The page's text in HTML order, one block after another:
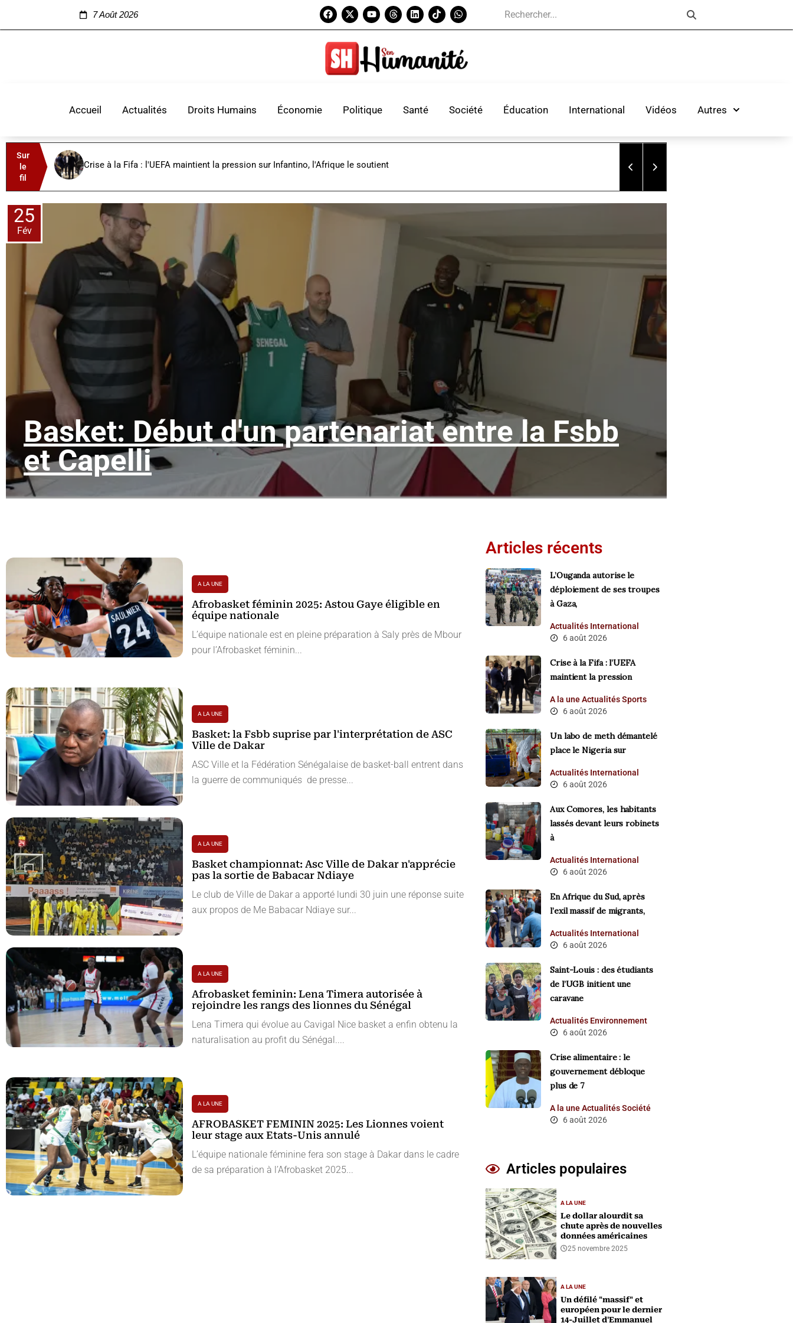
7 Août 2026
Accueil Actualités Droits Humains Économie Politique Santé Société Éducation International Vidéos Autres
Sur
le
fil
Crise à la Fifa : l'UEFA maintient la pression sur Infantino, l'Afrique le soutient
25
Fév
Basket: Début d'un partenariat entre la Fsbb
et Capelli
A LA UNE
Afrobasket féminin 2025: Astou Gaye éligible en
équipe nationale
L’équipe nationale est en pleine préparation à Saly près de Mbour
pour l’Afrobasket féminin...
A LA UNE
Basket: la Fsbb suprise par l'interprétation de ASC
Ville de Dakar
ASC Ville et la Fédération Sénégalaise de basket-ball entrent dans
la guerre de communiqués de presse...
A LA UNE
Basket championnat: Asc Ville de Dakar n'apprécie
pas la sortie de Babacar Ndiaye
Le club de Ville de Dakar a apporté lundi 30 juin une réponse suite
aux propos de Me Babacar Ndiaye sur...
A LA UNE
Afrobasket feminin: Lena Timera autorisée à
rejoindre les rangs des lionnes du Sénégal
Lena Timera qui évolue au Cavigal Nice basket a enfin obtenu la
naturalisation au profit du Sénégal....
A LA UNE
AFROBASKET FEMININ 2025: Les Lionnes voient
leur stage aux Etats-Unis annulé
L’équipe nationale féminine fera son stage à Dakar dans le cadre
de sa préparation à l’Afrobasket 2025...
Articles récents
L’Ouganda autorise le
déploiement de ses troupes
à Gaza,
Actualités International
6 août 2026
Crise à la Fifa : l’UEFA
maintient la pression
A la uneActualités Sports
6 août 2026
Un labo de meth démantelé
place le Nigeria sur
Actualités International
6 août 2026
Aux Comores, les habitants
lassés devant leurs robinets
à
Actualités International
6 août 2026
En Afrique du Sud, après
l’exil massif de migrants,
Actualités International
6 août 2026
Saint-Louis : des étudiants
de l’UGB initient une
caravane
Actualités Environnement
6 août 2026
Crise alimentaire : le
gouvernement débloque
plus de 7
A la uneActualités Société
6 août 2026
Articles populaires
A LA UNE
Le dollar alourdit sa
chute après de nouvelles
données américaines
25 novembre 2025
A LA UNE
Un défilé "massif" et
européen pour le dernier
14-Juillet d'Emmanuel